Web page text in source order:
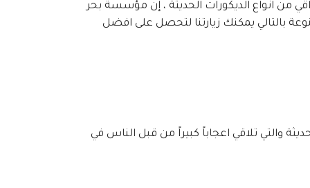
من انواع الديكورات الحديثة ، إن مؤسسة بحر
بالتالي يمكنك زيارتنا لتحصل على افضل
والتي تلاقي اعجاباً كبيراً من قبل الناس في